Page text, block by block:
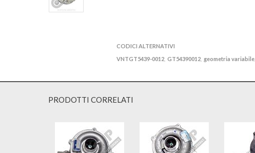
CODICI ALTERNATIVI
VNTGT5439-0012 GT54390012 geometria variabile
PRODOTTI CORRELATI